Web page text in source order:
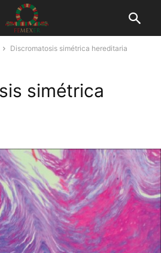
Discromatosis simétrica hereditaria
simétrica